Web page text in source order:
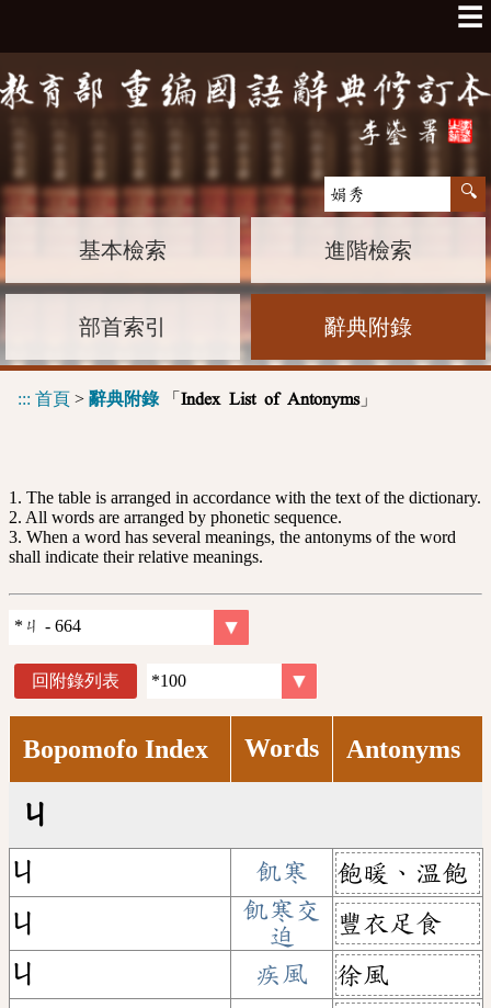
☰
基本檢索 進階檢索
部首索引 辭典附錄
::: 首頁 > 辭典附錄「 Index List of Antonyms」
1. The table is arranged in accordance with the text of the dictionary.
2. All words are arranged by phonetic sequence.
3. When a word has several meanings, the antonyms of the word
shall indicate their relative meanings.
回附錄列表
Bopomofo Index Words Antonyms
ㄐ
ㄐ 飢寒
飽暖、溫飽
ㄐ
飢寒交
迫
豐衣足食
ㄐ
疾風
徐風